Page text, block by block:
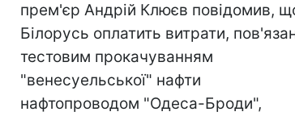
прем'єр Андрій Клюєв повідомив,
Білорусь оплатить витрати,
тестовим прокачуванням
"венесуельської" нафти
нафтопроводом "Одеса-Броди",